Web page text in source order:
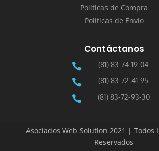
Políticas de Compra
Políticas de Envío
Contáctanos
 (81) 83-74-19-04
 (81) 83-72-41-95
 (81) 83-72-93-30
Asociados Web Solution 2021 | Todos
Reservados